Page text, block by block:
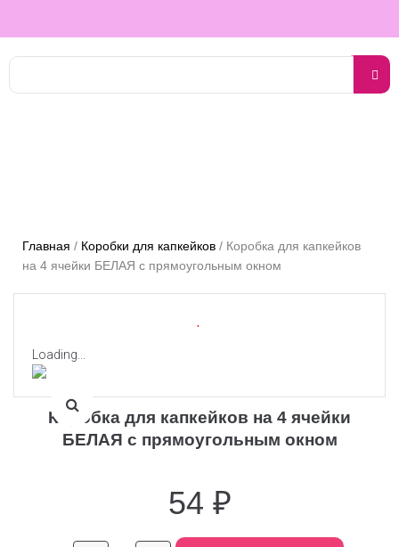
Главная / Коробки для капкейков / Коробка для капкейков
на 4 ячейки БЕЛАЯ с прямоугольным окном
Loading...
Коробка для капкейков на 4 ячейки
БЕЛАЯ с прямоугольным окном
54 ₽